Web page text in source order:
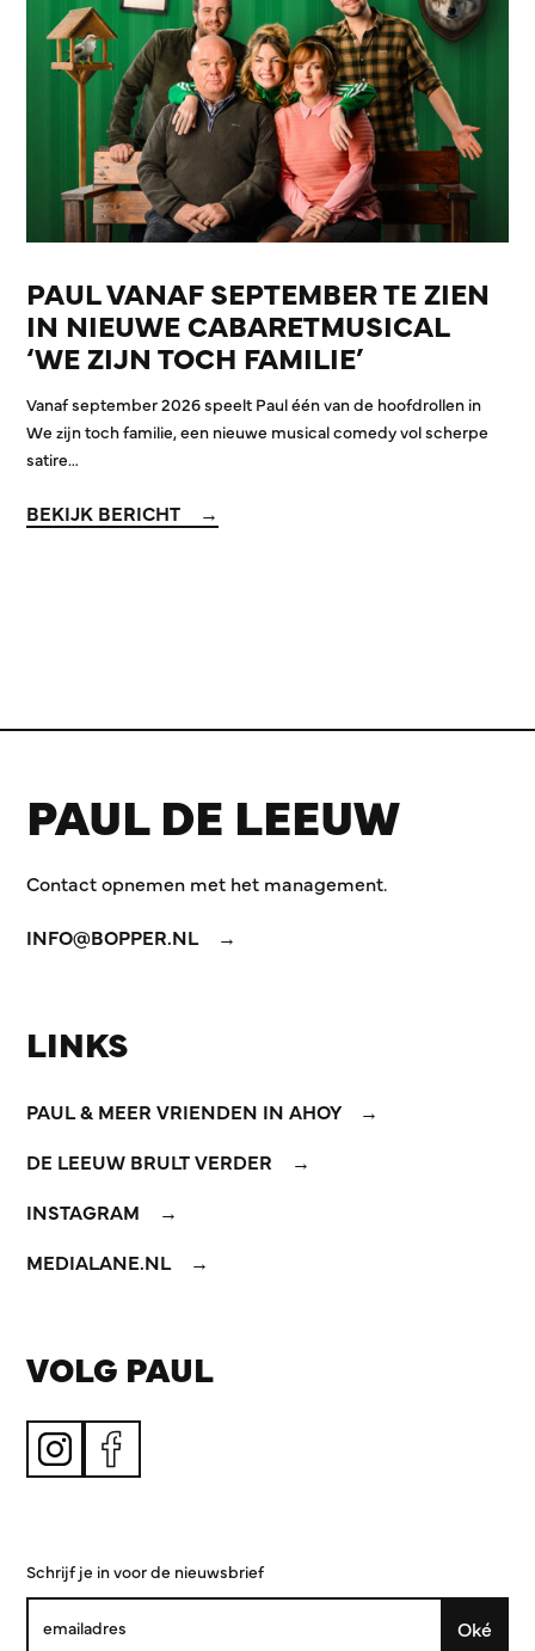
PAUL VANAF SEPTEMBER TE ZIEN
IN NIEUWE CABARETMUSICAL
‘WE ZIJN TOCH FAMILIE’
Vanaf september 2026 speelt Paul één van de hoofdrollen in
We zijn toch familie, een nieuwe musical comedy vol scherpe
satire…
BEKIJK BERICHT
PAUL DE LEEUW
Contact opnemen met het management.
INFO@BOPPER.NL
LINKS
PAUL & MEER VRIENDEN IN AHOY
DE LEEUW BRULT VERDER
INSTAGRAM
MEDIALANE.NL
VOLG PAUL
Schrijf je in voor de nieuwsbrief
Oké